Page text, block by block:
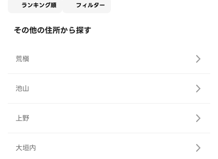
ランキング順 フィルター
その他の住所から探す
荒槇
池山
上野
大垣内